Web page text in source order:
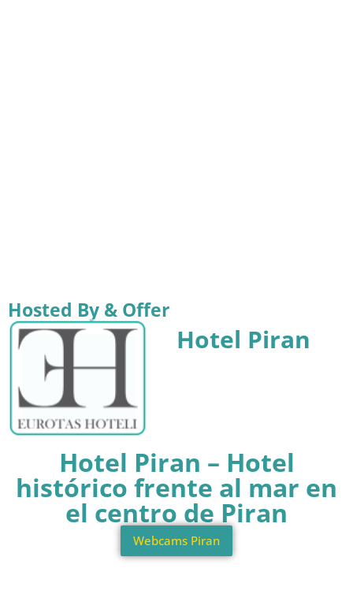
Hosted By & Offer
Hotel Piran
Hotel Piran – Hotel
histórico frente al mar en
el centro de Piran
Webcams Piran